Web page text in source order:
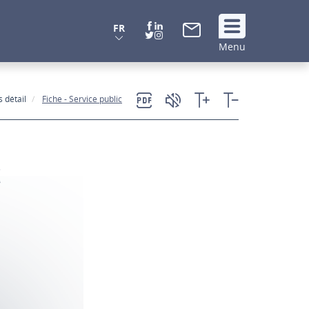
FR
Suivez
!
Menu
détail Fiche - Service public